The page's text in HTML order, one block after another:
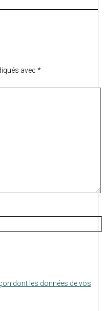
avec *
dont les données de vos